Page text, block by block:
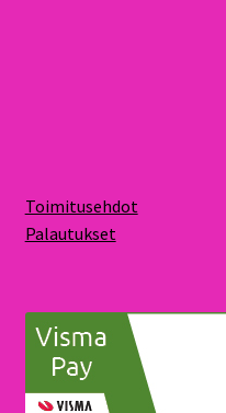
Toimitusehdot
Palautukset